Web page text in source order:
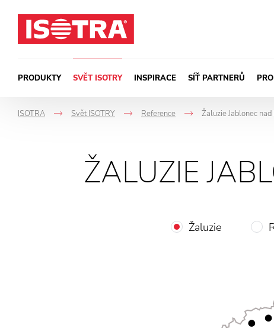
PRODUKTY SVĚT ISOTRY INSPIRACE SÍŤ PARTNERŮ
ISOTRA
->
Svět ISOTRY
->
Reference Žaluzie Jablonec
ŽALUZIE
Žaluzie